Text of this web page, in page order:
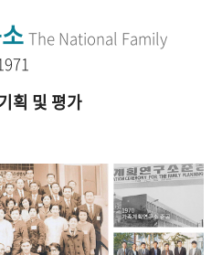
The National Family
획 및 평가